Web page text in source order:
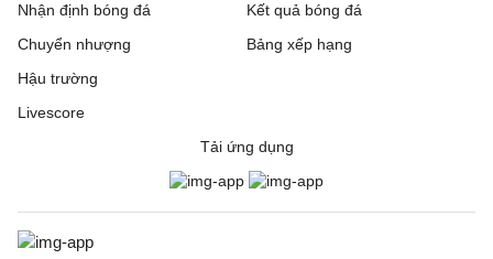
Nhận định bóng đá
Chuyển nhượng
Hậu trường
Livescore
Kết quả bóng đá
Bảng xếp hạng
Tải ứng dụng